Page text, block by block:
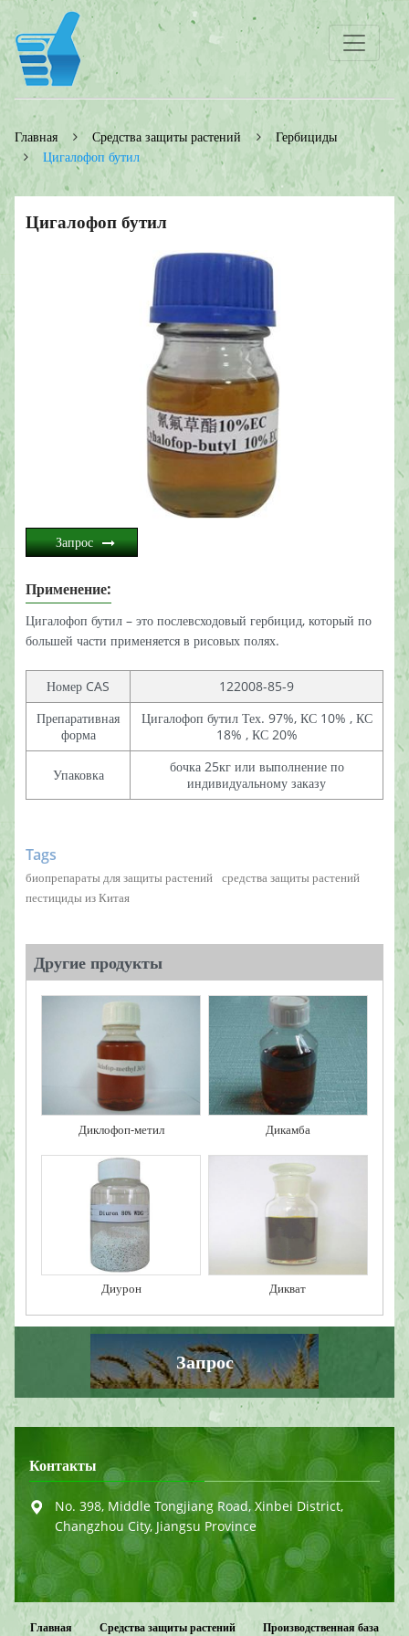
Главная Средства защиты растений
Гербициды
Цигалофоп бутил
Цигалофоп бутил
Запрос
Применение:
Цигалофоп бутил – это послевсходовый гербицид, который по
большей части применяется в рисовых полях.
Номер CAS
122008-85-9
Препаративная
форма
Цигалофоп бутил Тех. 97%, КС 10% , КС
18% , КС 20%
Упаковка
бочка 25кг или выполнение по
индивидуальному заказу
Tags
биопрепараты для защиты растений средства защиты растений
пестициды из Китая
Другие продукты
Диклофоп-метил Дикамба
Диурон Дикват
Запрос
Контакты
No. 398, Middle Tongjiang Road, Xinbei District,
Changzhou City, Jiangsu Province
Главная Средства защиты растений Производственная база